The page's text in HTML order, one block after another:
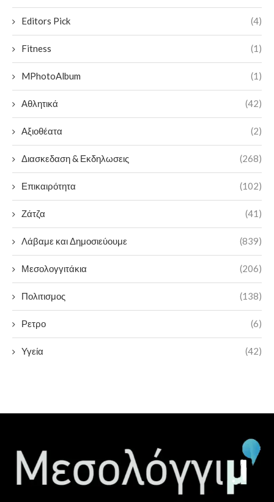
Editors Pick (4)
Fitness (1)
MPhotoAlbum (1)
Αθλητικά (42)
Αξιοθέατα (2)
Διασκεδαση & Εκδηλωσεις (268)
Επικαιρότητα (102)
Ζάτζα (41)
Λάβαμε και Δημοσιεύουμε (839)
Μεσολογγιτάκια (206)
Πολιτισμος (138)
Ρετρο (6)
Υγεία (42)